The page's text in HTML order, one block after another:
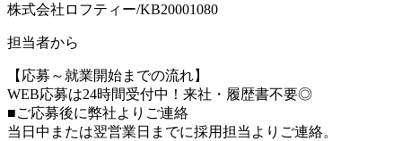
株式会社ロフティー/KB20001080
担当者から
【応募～就業開始までの流れ】
WEB応募は24時間受付中！来社・履歴書不要◎
■ご応募後に弊社よりご連絡
当日中または翌営業日までに採用担当よりご連絡。